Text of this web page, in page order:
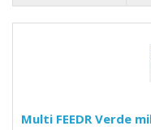
Multi FEEDR Verde